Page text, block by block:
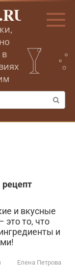
рецепт
и вкусные
это то, что
и
Елена Петрова